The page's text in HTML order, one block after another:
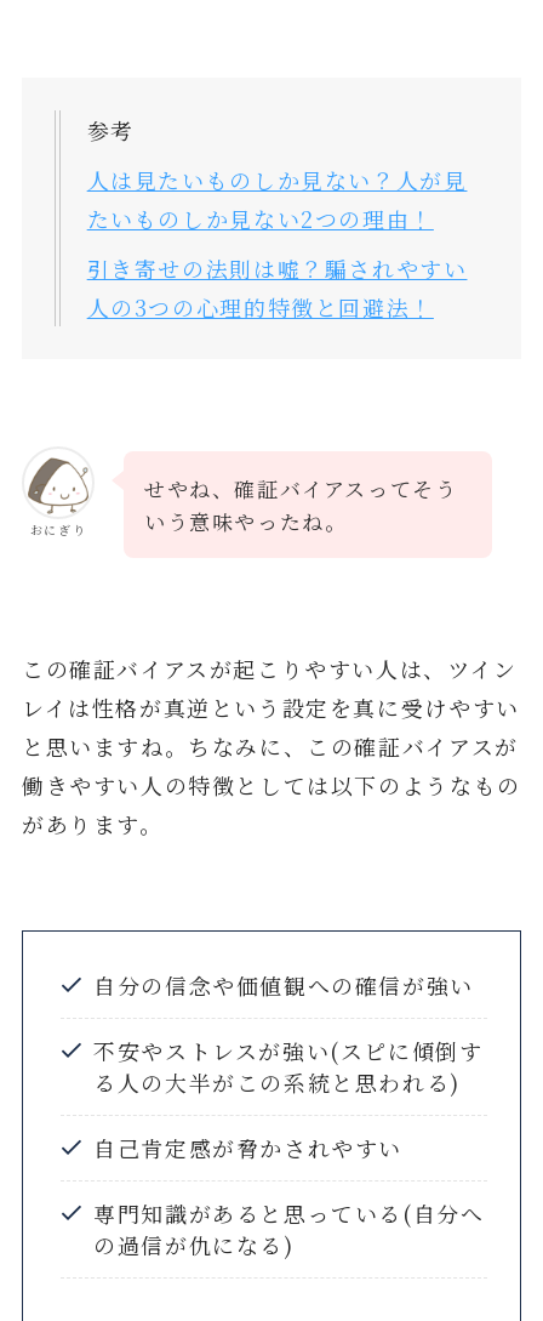
参考
人は見たいものしか見ない？人が見
たいものしか見ない2つの理由！
引き寄せの法則は嘘？騙されやすい
人の3つの心理的特徴と回避法！
おにぎり
せやね、確証バイアスってそう
いう意味やったね。
この確証バイアスが起こりやすい人は、ツイン
レイは性格が真逆という設定を真に受けやすい
と思いますね。ちなみに、この確証バイアスが
働きやすい人の特徴としては以下のようなもの
があります。
自分の信念や価値観への確信が強い
不安やストレスが強い(スピに傾倒す
る人の大半がこの系統と思われる)
自己肯定感が脅かされやすい
専門知識があると思っている(自分へ
の過信が仇になる)